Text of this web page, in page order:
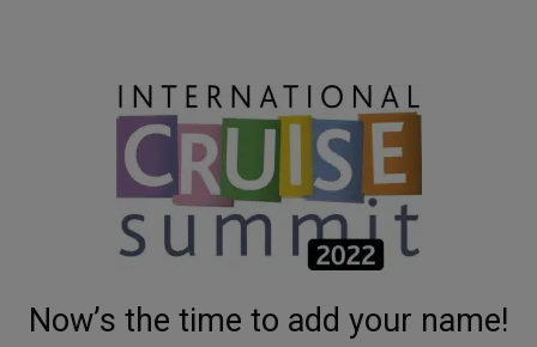
Now’s the time to add your name!